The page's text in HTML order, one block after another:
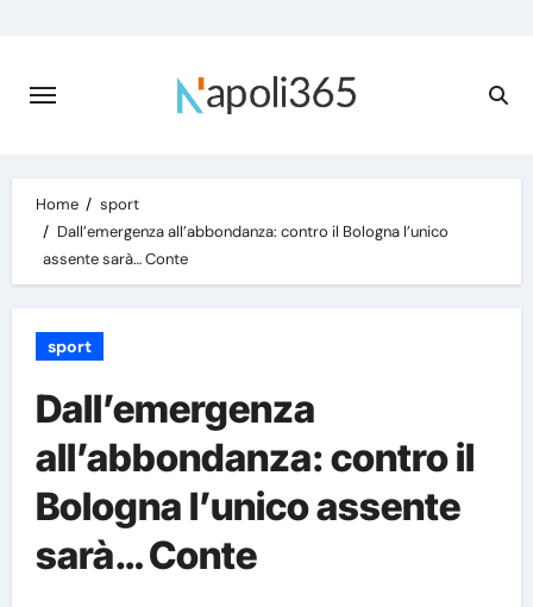
content
Home
sport
Dall’emergenza all’abbondanza: contro il Bologna l’unico
assente sarà… Conte
sport
Dall’emergenza
all’abbondanza: contro il
Bologna l’unico assente
sarà… Conte